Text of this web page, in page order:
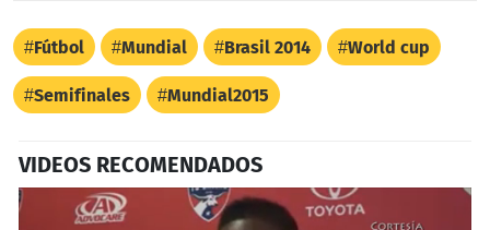
Fútbol Mundial Brasil 2014 World cup
Semifinales Mundial2015
VIDEOS RECOMENDADOS